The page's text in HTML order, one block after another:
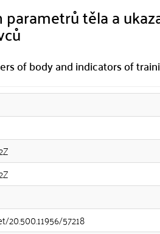
těla a
of body and indicators of
20.500.11956/57218